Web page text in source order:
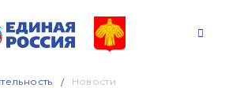
Новости